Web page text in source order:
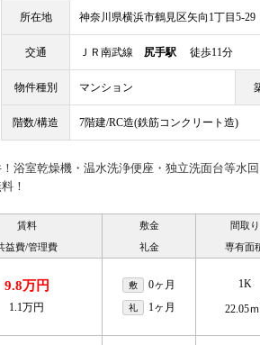
所在地 神奈川県横浜市鶴見区矢向1丁目5-29
交通 ＪＲ南武線 尻手駅 徒歩11分
物件種別 マンション
階数/構造 7階建/RC造(鉄筋コンクリート造)
浴室乾燥機・温水洗浄便座・独立洗面台等水
！
賃料
益費/管理費
敷金
礼金
間取り
専有面
9.8万円
1.1万円
敷 0ヶ月
礼 1ヶ月
1K
22.05ｍ